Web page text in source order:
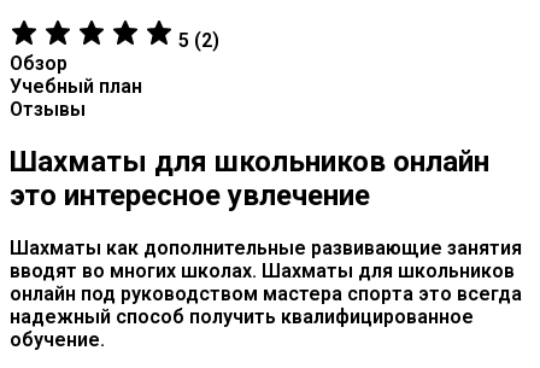
5 (2)
Обзор
Учебный план
Отзывы
Шахматы для школьников онлайн
это интересное увлечение
Шахматы как дополнительные развивающие занятия
вводят во многих школах. Шахматы для школьников
онлайн под руководством мастера спорта это всегда
надежный способ получить квалифицированное
обучение.